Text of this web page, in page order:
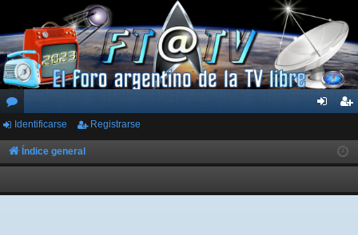
or
os
ar
ist
rs
Identificarse Registrarse
Índice general